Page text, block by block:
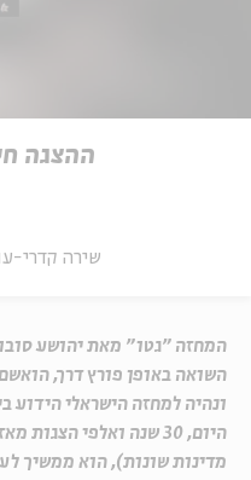
ההצגה
שירה קדרי-
המחזה "גטו" מאת יהושע
השואה באופן פורץ דרך,
ונהיה למחזה הישראלי הידוע
מדינות שונות), הוא ממשיך